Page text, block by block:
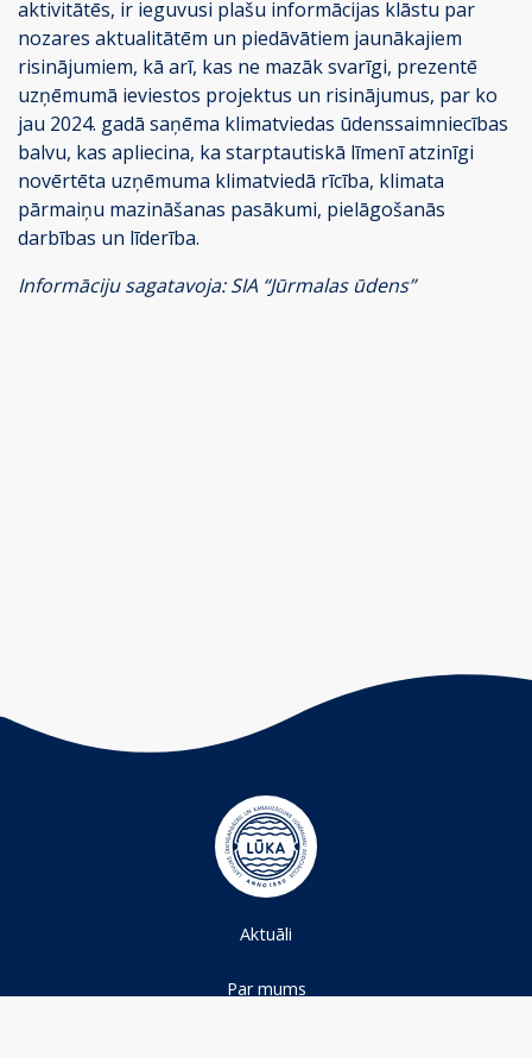
aktivitātēs, ir ieguvusi plašu informācijas klāstu par
nozares aktualitātēm un piedāvātiem jaunākajiem
risinājumiem, kā arī, kas ne mazāk svarīgi, prezentē
uzņēmumā ieviestos projektus un risinājumus, par ko
jau 2024. gadā saņēma klimatviedas ūdenssaimniecības
balvu, kas apliecina, ka starptautiskā līmenī atzinīgi
novērtēta uzņēmuma klimatviedā rīcība, klimata
pārmaiņu mazināšanas pasākumi, pielāgošanās
darbības un līderība.
Informāciju sagatavoja: SIA “Jūrmalas ūdens”
Aktuāli
Par mums